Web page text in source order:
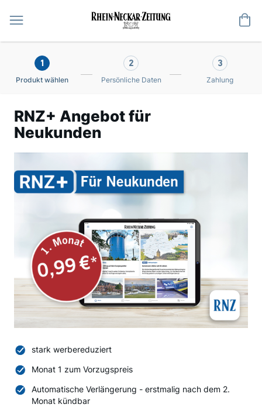
1
Produkt wählen
2
Persönliche Daten
3
Zahlung
RNZ+ Angebot für
Neukunden
stark werbereduziert
Monat 1 zum Vorzugspreis
Automatische Verlängerung - erstmalig nach dem 2.
Monat kündbar